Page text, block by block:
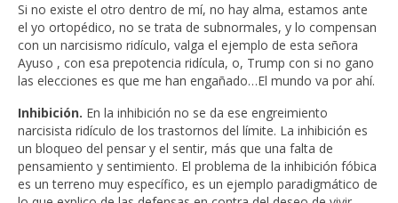
Si no existe el otro dentro de mí, no hay alma, estamos ante
el yo ortopédico, no se trata de subnormales, y lo compensan
con un narcisismo ridículo, valga el ejemplo de esta señora
Ayuso , con esa prepotencia ridícula, o, Trump con si no gano
las elecciones es que me han engañado…El mundo va por ahí.
Inhibición. En la inhibición no se da ese engreimiento
narcisista ridículo de los trastornos del límite. La inhibición es
un bloqueo del pensar y el sentir, más que una falta de
pensamiento y sentimiento. El problema de la inhibición fóbica
es un terreno muy específico, es un ejemplo paradigmático de